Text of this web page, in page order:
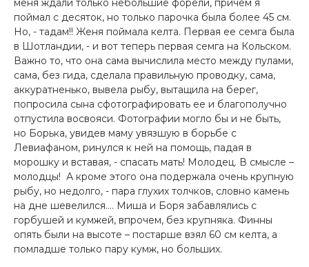
меня ждали только небольшие форели, причем я
поймал с десяток, но только парочка была более 45 см.
Но, - тадам!! Женя поймала келта. Первая ее семга была
в Шотландии, - и вот теперь первая семга на Кольском.
Важно то, что она сама вычислила место между пулами,
сама, без гида, сделала правильную проводку, сама,
аккуратненько, вывела рыбу, вытащила на берег,
попросила сына сфотографировать ее и благополучно
отпустила восвояси. Фотографии могло бы и не быть,
но Борька, увидев маму увязшую в борьбе с
Левиафаном, ринулся к ней на помощь, падая в
морошку и вставая, - спасать мать! Молодец. В смысле –
молодцы! А кроме этого она подержала очень крупную
рыбу, но недолго, - пара глухих толчков, словно камень
на дне шевелился.... Миша и Боря забавлялись с
горбушей и кумжей, впрочем, без крупняка. Финны
опять были на высоте – постарше взял 60 см келта, а
помладше только пару кумж, но больших.